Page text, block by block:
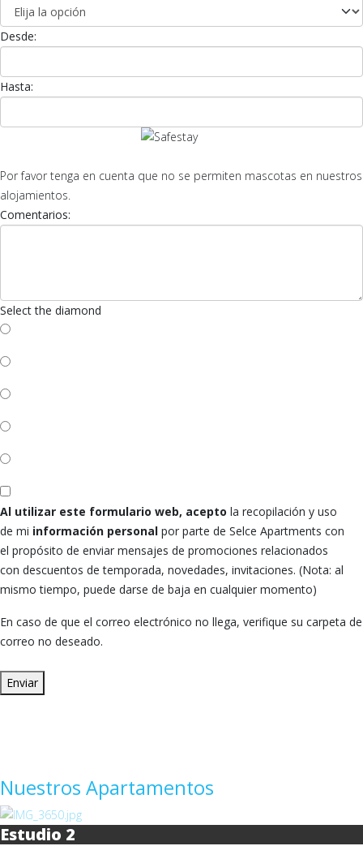
Desde:
Hasta:
Por favor tenga en cuenta que no se permiten mascotas en nuestros
alojamientos.
Comentarios:
Select the diamond
Al utilizar este formulario web, acepto la recopilación y uso
de mi información personal por parte de Selce Apartments con
el propósito de enviar mensajes de promociones relacionados
con descuentos de temporada, novedades, invitaciones. (Nota: al
mismo tiempo, puede darse de baja en cualquier momento)
En caso de que el correo electrónico no llega, verifique su carpeta de
correo no deseado.
Enviar
Nuestros Apartamentos
Estudio 2